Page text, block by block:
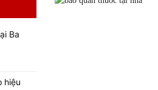
Ba
hiệu